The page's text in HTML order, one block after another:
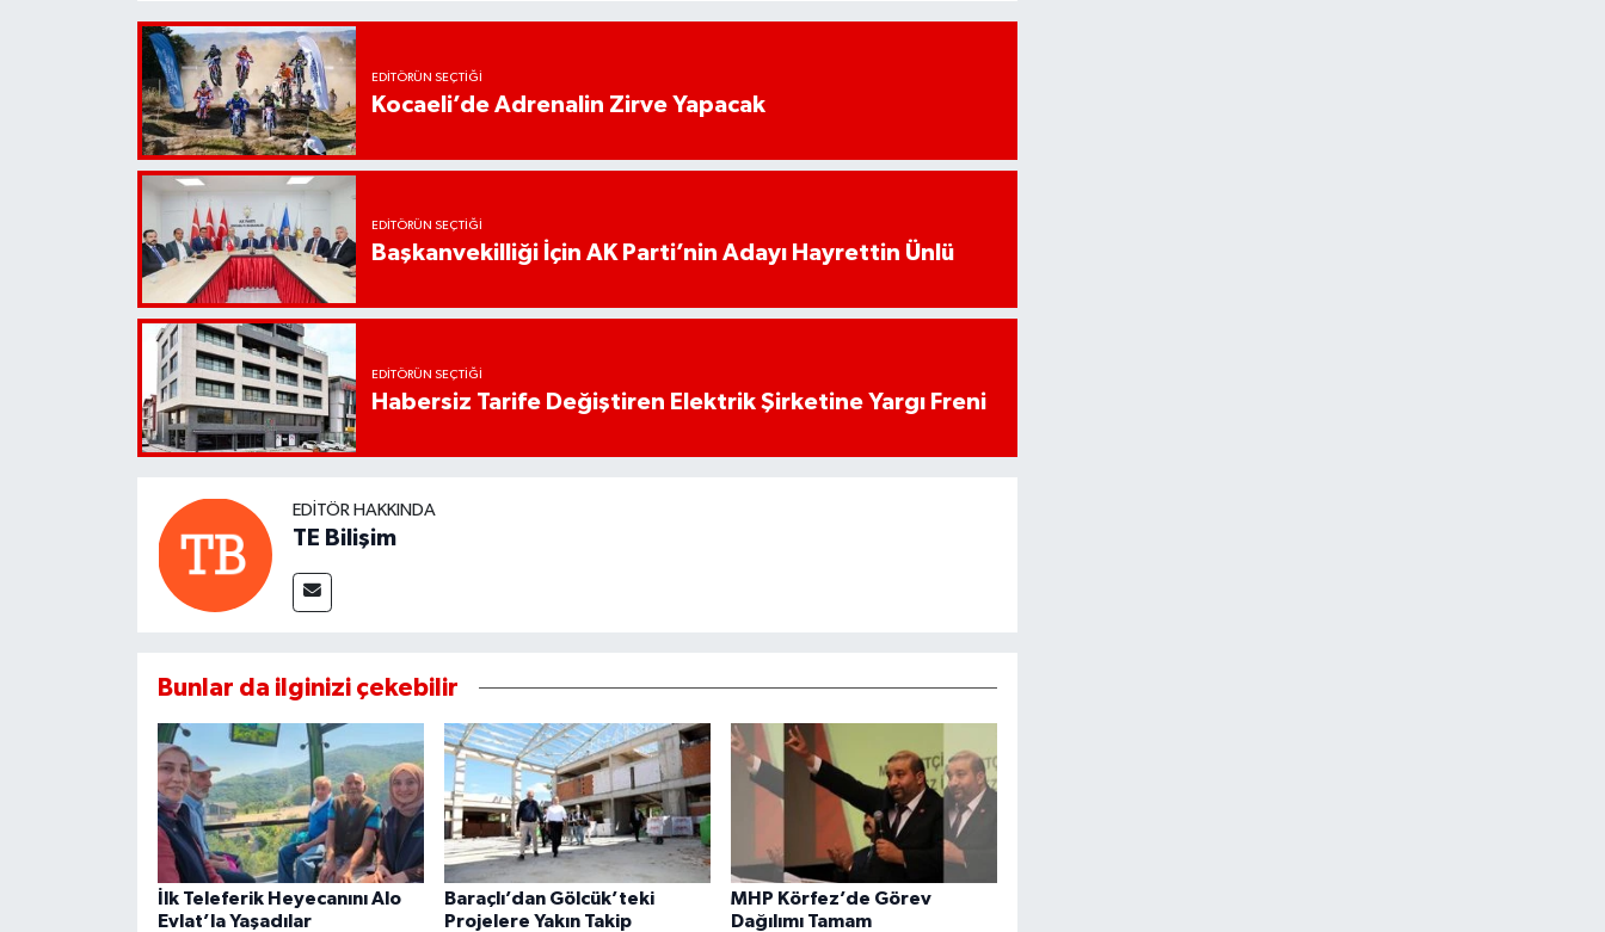
EDITÖRÜN SEÇTIĞI
Kocaeli’de Adrenalin Zirve Yapacak
EDITÖRÜN SEÇTIĞI
Başkanvekilliği İçin AK Parti’nin Adayı Hayrettin Ünlü
EDITÖRÜN SEÇTIĞI
Habersiz Tarife Değiştiren Elektrik Şirketine Yargı Freni
EDITÖR HAKKINDA
TE Bilişim
Bunlar da ilginizi çekebilir
İlk Teleferik Heyecanını Alo
Evlat’la Yaşadılar
Baraçlı’dan Gölcük’teki
Projelere Yakın Takip
MHP Körfez’de Görev
Dağılımı Tamam